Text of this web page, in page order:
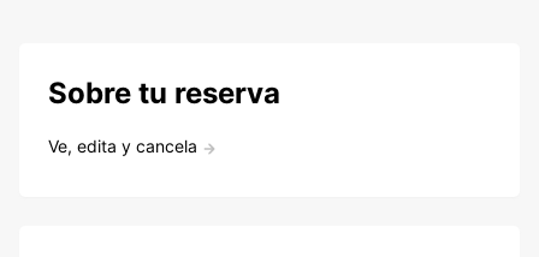
Sobre tu reserva
Ve, edita y cancela